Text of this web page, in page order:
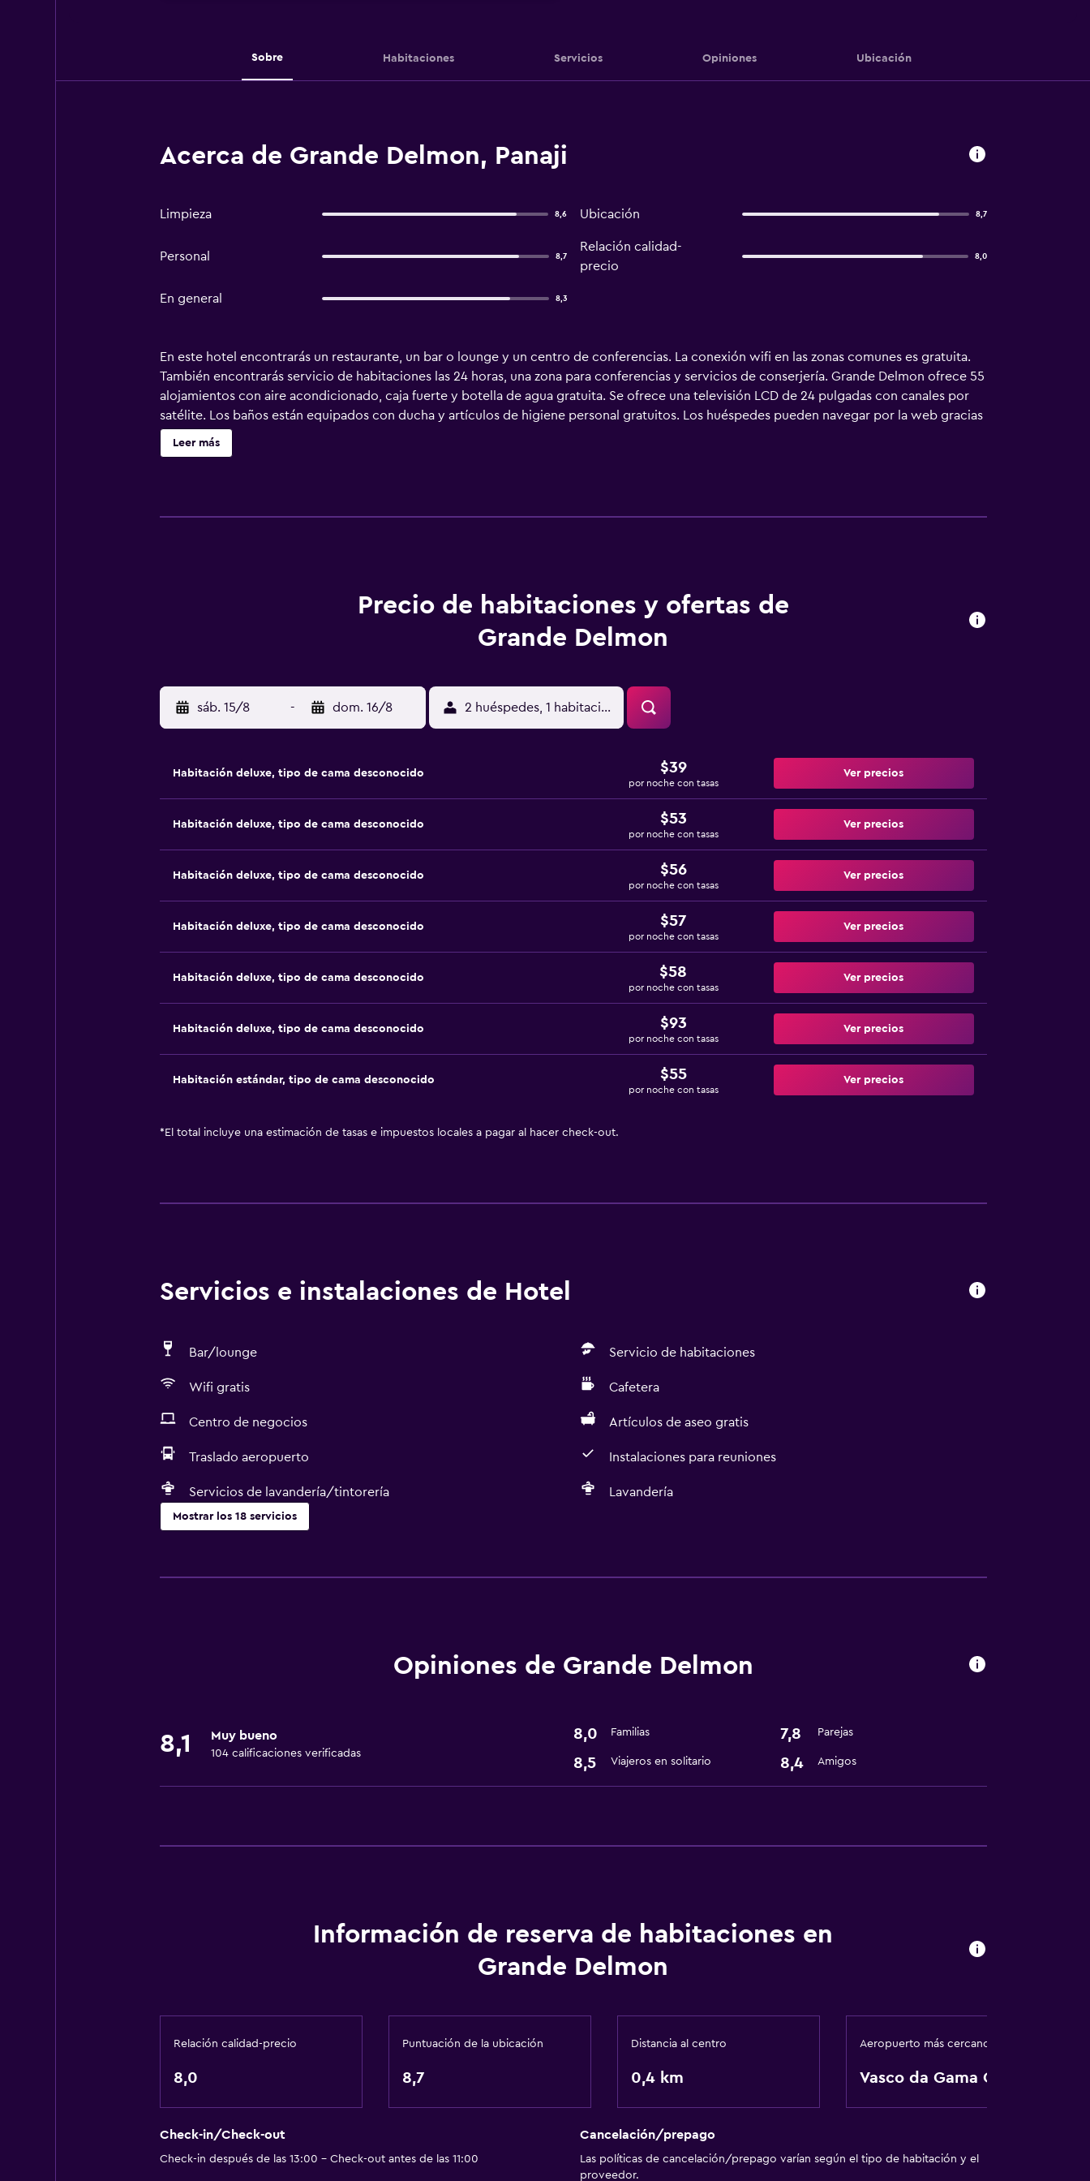
Sobre Habitaciones Servicios Opiniones Ubicación
Acerca de Grande Delmon, Panaji
Limpieza 8,6 Ubicación 8,7
Personal 8,7
Relación calidad-
precio
8,0
En general 8,3
En este hotel encontrarás un restaurante, un bar o lounge y un centro de conferencias. La conexión wifi en las zonas comunes es gratuita.
También encontrarás servicio de habitaciones las 24 horas, una zona para conferencias y servicios de conserjería. Grande Delmon ofrece 55
alojamientos con aire acondicionado, caja fuerte y botella de agua gratuita. Se ofrece una televisión LCD de 24 pulgadas con canales por
satélite. Los baños están equipados con ducha y artículos de higiene personal gratuitos. Los huéspedes pueden navegar por la web gracias
a nuestro acceso a Internet wifi gratis. Los servicios para las personas de negocios incluyen escritorio y teléfono. Las habitaciones también
incluyen cafetera y tetera y cortinas opacas. Se ofrece servicio de limpieza todos los días y es posible solicitar tabla de planchar con
Leer más
Precio de habitaciones y ofertas de
Grande Delmon
sáb. 15/8 - dom. 16/8 2 huéspedes, 1 habitación
Habitación deluxe, tipo de cama desconocido $39
por noche con tasas
Ver precios
Habitación deluxe, tipo de cama desconocido $53
por noche con tasas
Ver precios
Habitación deluxe, tipo de cama desconocido $56
por noche con tasas
Ver precios
Habitación deluxe, tipo de cama desconocido $57
por noche con tasas
Ver precios
Habitación deluxe, tipo de cama desconocido $58
por noche con tasas
Ver precios
Habitación deluxe, tipo de cama desconocido $93
por noche con tasas
Ver precios
Habitación estándar, tipo de cama desconocido $55
por noche con tasas
Ver precios
* El total incluye una estimación de tasas e impuestos locales a pagar al hacer check-out.
Servicios e instalaciones de Hotel
Bar/lounge Servicio de habitaciones
Wifi gratis Cafetera
Centro de negocios Artículos de aseo gratis
Traslado aeropuerto Instalaciones para reuniones
Servicios de lavandería/tintorería Lavandería
Mostrar los 18 servicios
Servicio de habitaciones
Wifi gratis
Lavandería
Lavandería
Comedor
Bar/lounge
Compras
Salud y seguridad
Opiniones de Grande Delmon
8,1 Muy bueno
104 calificaciones verificadas
8,0 Familias 7,8 Parejas
8,5 Viajeros en solitario 8,4 Amigos
Información de reserva de habitaciones en
Grande Delmon
Relación calidad-precio
8,0
Puntuación de la ubicación
8,7
Distancia al centro
0,4 km
Aeropuerto más cercano
Vasco da Gama Goa
Check-in/Check-out
Check-in después de las 13:00 - Check-out antes de las 11:00
Cancelación/prepago
Las políticas de cancelación/prepago varían según el tipo de habitación y el
proveedor.